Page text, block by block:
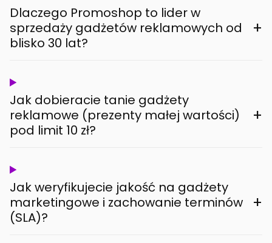
Dlaczego Promoshop to lider w
sprzedaży gadżetów reklamowych od
blisko 30 lat?
+
Jak dobieracie tanie gadżety
reklamowe (prezenty małej wartości)
pod limit 10 zł?
+
Jak weryfikujecie jakość na gadżety
marketingowe i zachowanie terminów
(SLA)?
+